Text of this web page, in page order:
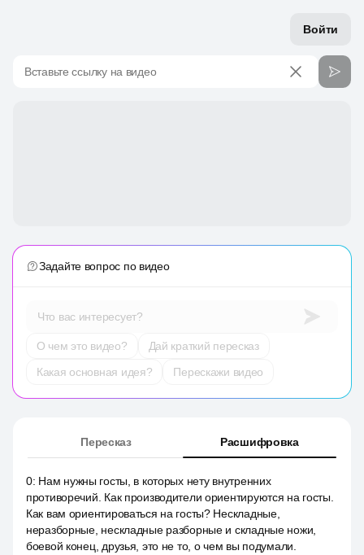
Войти
Вставьте ссылку на видео
Задайте вопрос по видео
Что вас интересует?
О чем это видео?
Дай краткий пересказ
Какая основная идея?
Перескажи видео
Пересказ Расшифровка
0: Нам нужны госты, в которых нету внутренних
противоречий. Как производители ориентируются на госты.
Как вам ориентироваться на госты? Нескладные,
неразборные, нескладные разборные и складные ножи,
боевой конец, друзья, это не то, о чем вы подумали.